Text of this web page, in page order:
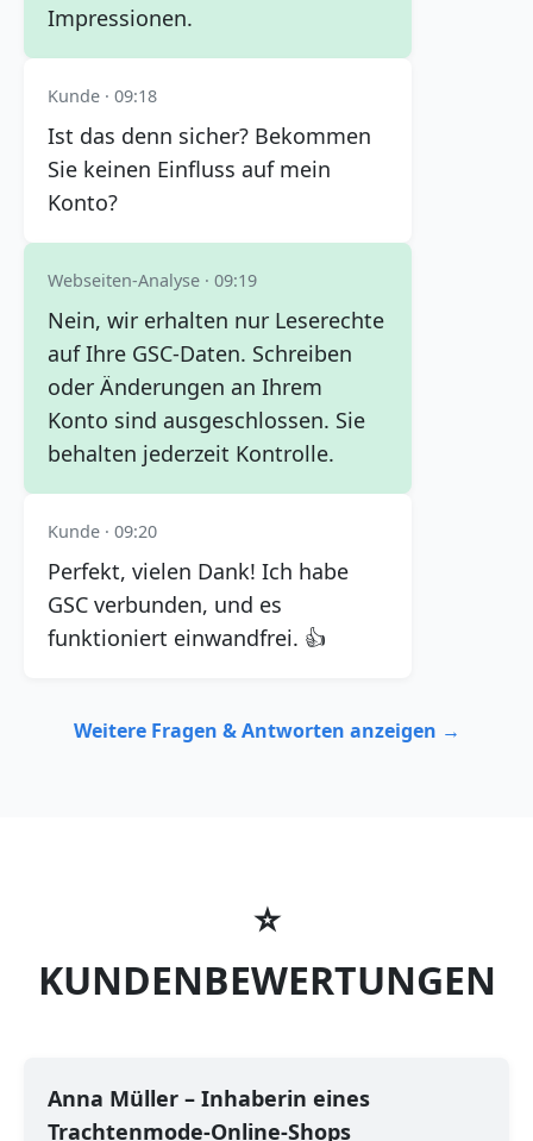
Impressionen.
Kunde · 09:18
Ist das denn sicher? Bekommen
Sie keinen Einfluss auf mein
Konto?
Webseiten-Analyse · 09:19
Nein, wir erhalten nur Leserechte
auf Ihre GSC-Daten. Schreiben
oder Änderungen an Ihrem
Konto sind ausgeschlossen. Sie
behalten jederzeit Kontrolle.
Kunde · 09:20
Perfekt, vielen Dank! Ich habe
GSC verbunden, und es
funktioniert einwandfrei. 👍
Weitere Fragen & Antworten anzeigen →
⭐
KUNDENBEWERTUNGEN
Anna Müller – Inhaberin eines
Trachtenmode-Online-Shops